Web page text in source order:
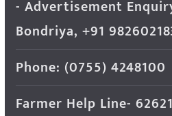
- Advertisement
Bondriya, +91
Phone: (0755) 4248100
Farmer Help Line-